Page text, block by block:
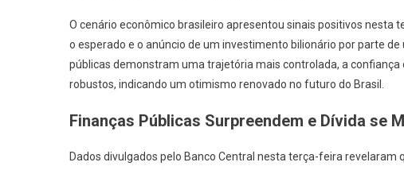
O cenário econômico brasileiro apresentou sinais positivos nesta
o esperado e o anúncio de um investimento bilionário por parte
públicas demonstram uma trajetória mais controlada, a
robustos, indicando um otimismo renovado no futuro do Brasil.
Finanças Públicas Surpreendem e Dívida se
Dados divulgados pelo Banco Central nesta terça-feira